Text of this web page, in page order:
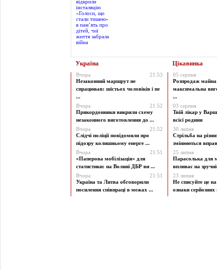
Україна Цікавинка
Вчора
21:53
Незаконний маршрут не
спрацював: шістьох чоловіків і пе
...
Вчора
21:52
Прикордонники викрили схему
незаконного виготовлення до ...
Вчора
21:52
Слідчі поліції повідомили про
підозру колишньому енерге ...
Вчора
21:51
«Паперова мобілізація» для
статистики: на Волині ДБР ви ...
Вчора
21:51
Україна та Литва обговорили
посилення співпраці в межах ...
05 серпня
Розпродаж майна
максимальна
...
03 серпня
Твій лікар у
всієї родини
30 липня
Стрільба на
змінюються
25 липня
Парасолька для
впливає на
23 липня
Не списуйте це
ознаки